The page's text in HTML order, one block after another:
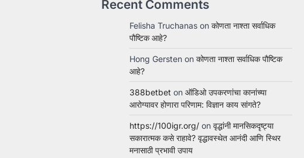
Recent Comments
Felisha Truchanas on कोणता नाश्ता सर्वाधिक
पौष्टिक आहे?
Hong Gersten on कोणता नाश्ता सर्वाधिक पौष्टिक
आहे?
388betbet on ऑडिओ उपकरणांचा कानांच्या
आरोग्यावर होणारा परिणाम: विज्ञान काय सांगते?
https://100igr.org/ on वृद्धांनी मानसिकदृष्ट्या
सकारात्मक कसे राहावे? वृद्धावस्थेत आनंदी आणि स्थिर
मनासाठी प्रभावी उपाय